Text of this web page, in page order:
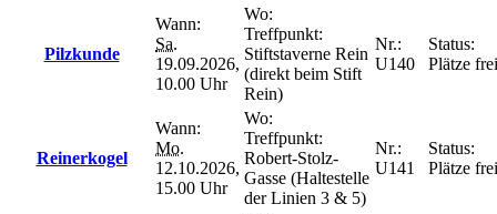
Pilzkunde
Wann:
Sa.
19.09.2026,
10.00 Uhr
Wo:
Treffpunkt:
Stiftstaverne Rein
(direkt beim Stift
Rein)
Nr.:
U140
Status:
Plätze frei
Reinerkogel
Wann:
Mo.
12.10.2026,
15.00 Uhr
Wo:
Treffpunkt:
Robert-Stolz-
Gasse (Haltestelle
der Linien 3 & 5)
Nr.:
U141
Status:
Plätze frei